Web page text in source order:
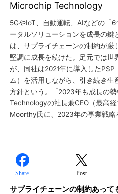
Microchip Technology
5GやIoT、自動運転、AIなどの「
ータルソリューションを成長の
は、サプライチェーンの制約が厳
堅調に成長を続けた。足元では世
が、同社は2021年に導入したPSP
ム）を活用しながら、引き続き生
方針という。「2023年も成長の
Technologyの社長兼CEO（最高
Moorthy氏に、2023年の事業戦略
Share Post
サプライチェーンの制約あって